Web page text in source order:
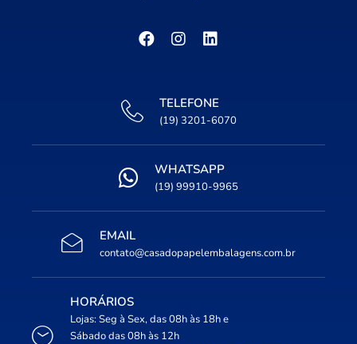
TELEFONE
(19) 3201-6070
WHATSAPP
(19) 99910-9965
EMAIL
contato@casadopapelembalagens.com.br
HORÁRIOS
Lojas: Seg à Sex, das 08h às 18h e
Sábado das 08h às 12h